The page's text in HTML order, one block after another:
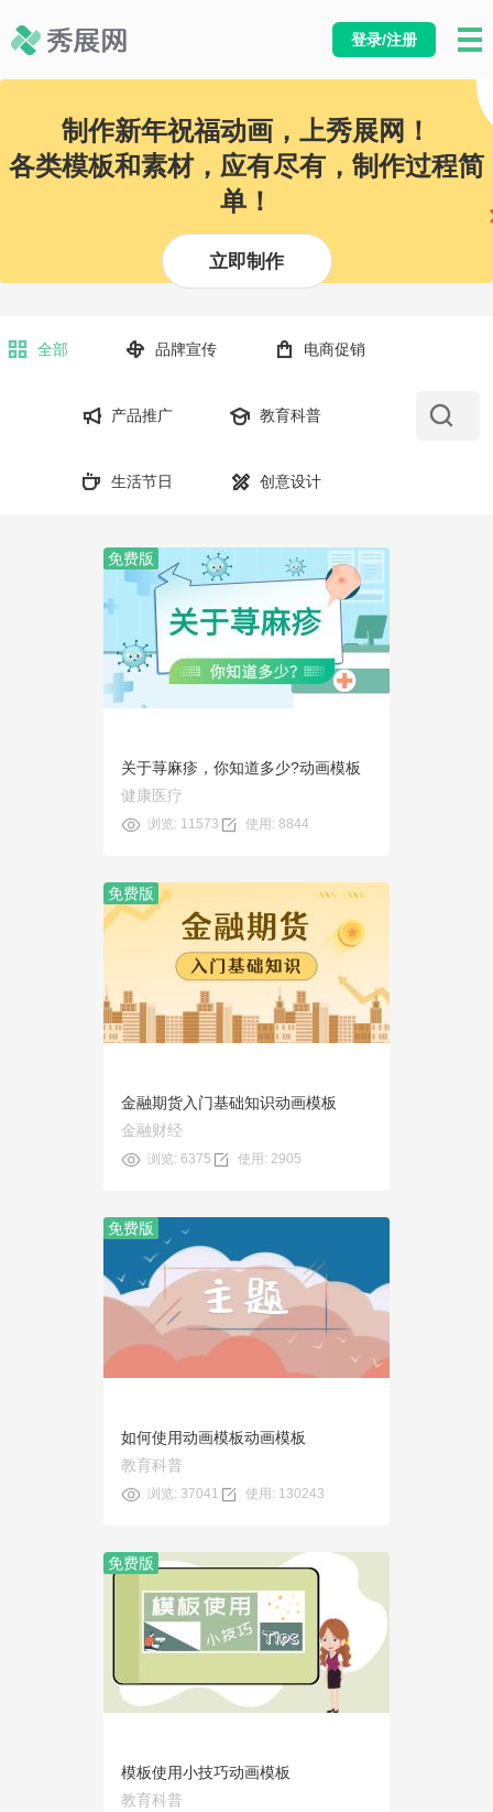
登录/注册
制作新年祝福动画，上秀展网！
各类模板和素材，应有尽有，制作过程简
单！
立即制作
全部 品牌宣传 电商促销
产品推广 教育科普
生活节日 创意设计
免费版
预览
使用
关于荨麻疹，你知道多少?动画模板
健康医疗
浏览: 11573 使用: 8844
免费版
预览
金融期货入门基础知识动画模板
金融财经
浏览: 6375 使用: 2905
免费版
预览
使用
如何使用动画模板动画模板
教育科普
浏览: 37041 使用: 130243
免费版
预览
模板使用小技巧动画模板
教育科普